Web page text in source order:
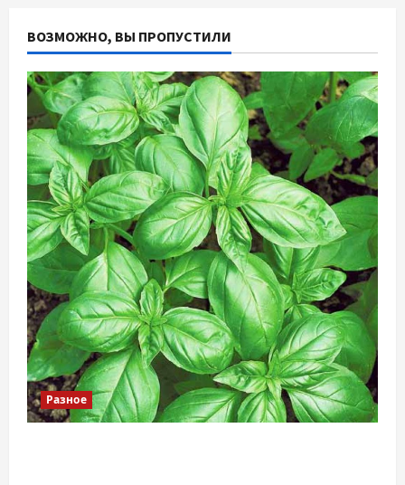
ВОЗМОЖНО, ВЫ ПРОПУСТИЛИ
Разное